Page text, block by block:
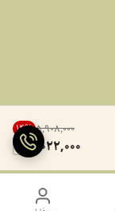
۵٬۹۰۸٬۰۰۰ 14%
5,022,000